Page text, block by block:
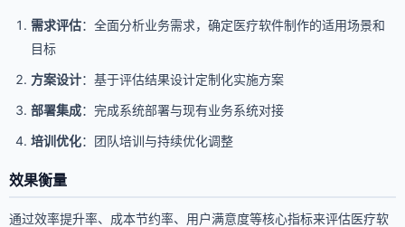
需求评估：全面分析业务需求，确定医疗软件制作的适用场景和
目标
方案设计：基于评估结果设计定制化实施方案
部署集成：完成系统部署与现有业务系统对接
培训优化：团队培训与持续优化调整
效果衡量
通过效率提升率、成本节约率、用户满意度等核心指标来评估医疗软